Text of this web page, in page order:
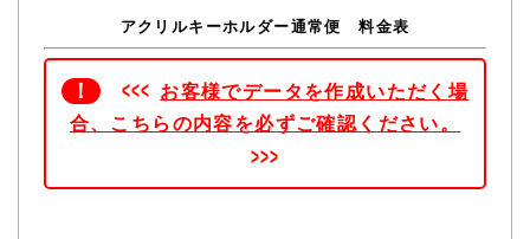
アクリルキーホルダー通常便 料金表
<<< お客様でデータを作成いただく場
合、こちらの内容を必ずご確認ください。
>>>